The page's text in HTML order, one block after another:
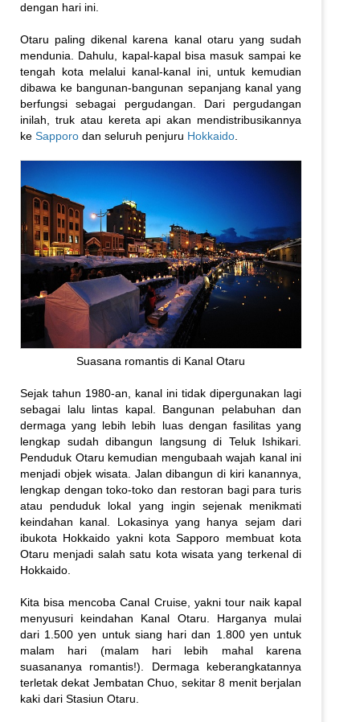
dengan hari ini.
Otaru paling dikenal karena kanal otaru yang sudah
mendunia. Dahulu, kapal-kapal bisa masuk sampai ke
tengah kota melalui kanal-kanal ini, untuk kemudian
dibawa ke bangunan-bangunan sepanjang kanal yang
berfungsi sebagai pergudangan. Dari pergudangan
inilah, truk atau kereta api akan mendistribusikannya
ke Sapporo dan seluruh penjuru Hokkaido
Suasana romantis di Kanal Otaru
Sejak tahun 1980-an, kanal ini tidak dipergunakan lagi
sebagai lalu lintas kapal. Bangunan pelabuhan dan
dermaga yang lebih lebih luas dengan fasilitas yang
lengkap sudah dibangun langsung di Teluk Ishikari.
Penduduk Otaru kemudian mengubaah wajah kanal ini
menjadi objek wisata. Jalan dibangun di kiri kanannya,
lengkap dengan toko-toko dan restoran bagi para turis
atau penduduk lokal yang ingin sejenak menikmati
keindahan kanal. Lokasinya yang hanya sejam dari
ibukota Hokkaido yakni kota Sapporo membuat kota
Otaru menjadi salah satu kota wisata yang terkenal di
Hokkaido.
Kita bisa mencoba Canal Cruise, yakni tour naik kapal
menyusuri keindahan Kanal Otaru. Harganya mulai
dari 1.500 yen untuk siang hari dan 1.800 yen untuk
malam hari (malam hari lebih mahal karena
suasananya romantis!). Dermaga keberangkatannya
terletak dekat Jembatan Chuo, sekitar 8 menit berjalan
kaki dari Stasiun Otaru.